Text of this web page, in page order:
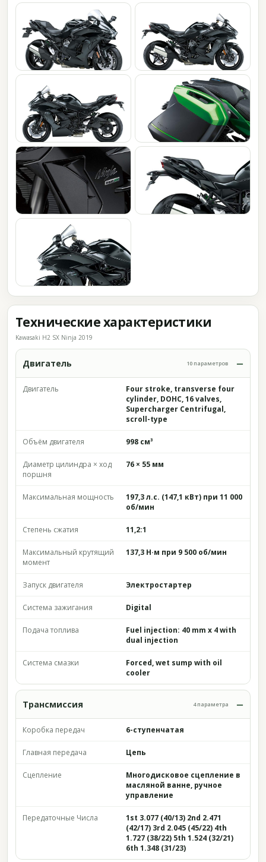
Технические характеристики
Kawasaki H2 SX Ninja 2019
Двигатель 10 параметров
Двигатель
Four stroke, transverse four
cylinder, DOHC, 16 valves,
Supercharger Centrifugal,
scroll-type
Объём двигателя 998 см³
Диаметр цилиндра × ход
поршня
76 × 55 мм
Максимальная мощность
197,3 л.с. (147,1 кВт) при 11 000
об/мин
Степень сжатия 11,2:1
Максимальный крутящий
момент
137,3 Н·м при 9 500 об/мин
Запуск двигателя Электростартер
Система зажигания Digital
Подача топлива
Fuel injection: 40 mm x 4 with
dual injection
Система смазки
Forced, wet sump with oil
cooler
Трансмиссия 4 параметра
Коробка передач 6-ступенчатая
Главная передача Цепь
Сцепление
Многодисковое сцепление в
масляной ванне, ручное
управление
Передаточные Числа
1st 3.077 (40/13) 2nd 2.471
(42/17) 3rd 2.045 (45/22) 4th
1.727 (38/22) 5th 1.524 (32/21)
6th 1.348 (31/23)